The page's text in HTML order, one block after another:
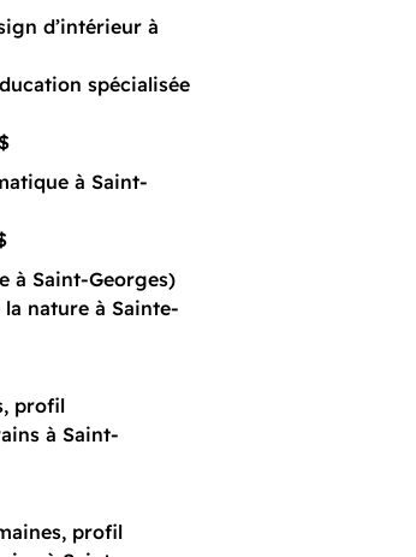
d’intérieur à
spécialisée
à Saint-
à Saint-Georges)
la nature à Sainte-
profil
à Saint-
profil